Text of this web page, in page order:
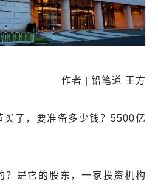
作者 | 铅笔道 王方
买了，要准备多少钱？5500亿
？是它的股东，一家投资机构